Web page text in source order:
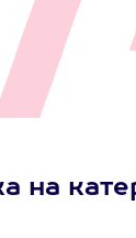
на